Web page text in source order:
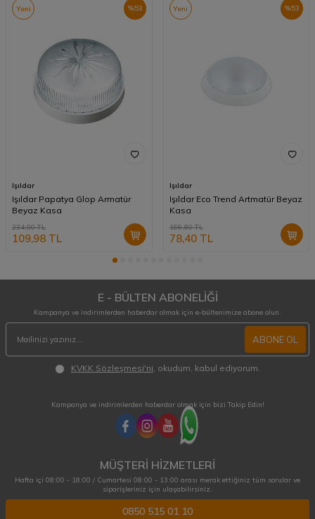
%53
Yeni
Işıldar
Işıldar Papatya Glop Armatür
Beyaz Kasa
234,00TL
109,98 TL
%53
Yeni
Işıldar
Işıldar Eco Trend Artmatür Beyaz
Kasa
166,80TL
78,40TL
E - BÜLTEN ABONELİĞİ
Kampanya ve indirimlerden haberdar olmak için e-bültenimize abone olun.
ABONE OL
KVKK Sözleşmesi'ni, okudum, kabul ediyorum.
Kampanya ve indirimlerden haberdar olmak için bizi Takip Edin!
MÜŞTERİ HİZMETLERİ
Hafta içi 08:00 - 18:00 / Cumartesi 08:00 - 13:00 arası merak ettiğiniz tüm sorular ve
siparişleriniz için ulaşabilirsiniz.
0850 515 01 10